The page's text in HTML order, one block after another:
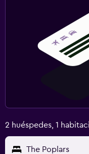
2 huéspedes, 1
The Poplars